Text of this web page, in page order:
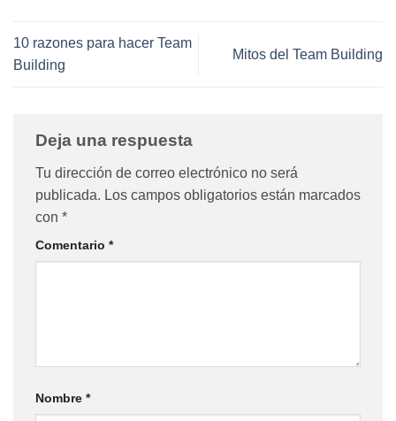
10 razones para hacer Team
Building
Mitos del Team Building
Deja una respuesta
Tu dirección de correo electrónico no será
publicada. Los campos obligatorios están marcados
con *
Comentario *
Nombre *